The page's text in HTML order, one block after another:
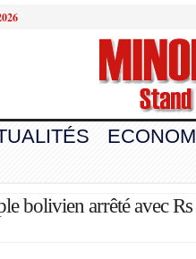
bolivien arrêté avec